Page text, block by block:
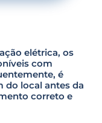
elétrica, os
com
é
do local antes da
correto e